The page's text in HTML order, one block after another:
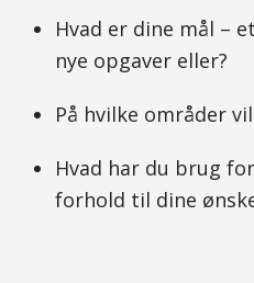
Hvad er dine mål –
nye opgaver eller?
På hvilke områder
Hvad har du brug
forhold til dine